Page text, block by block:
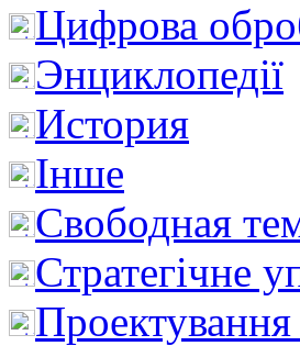
Цифрова
Энциклопедії
История
Інше
Свободная
Стратегічне